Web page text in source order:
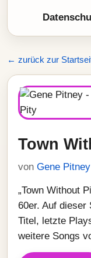
← zurück zur
Town
von Gene Pitney
„Town Without
60er. Auf dieser
Titel, letzte
weitere Songs